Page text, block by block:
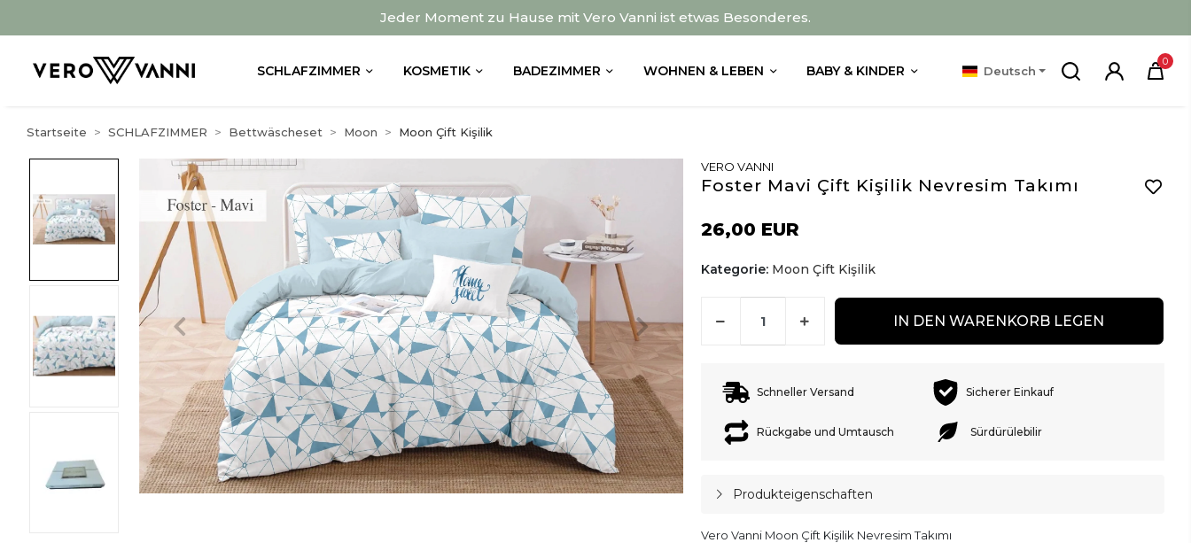
Jeder Moment zu Hause mit Vero Vanni ist etwas Besonderes.
SCHLAFZIMMER KOSMETIK BADEZIMMER WOHNEN & LEBEN BABY & KINDER Deutsch
0
Startseite SCHLAFZIMMER Bettwäscheset Moon Moon Çift Kişilik
VERO VANNI
Foster Mavi Çift Kişilik Nevresim Takımı
26,00 EUR
Kategorie: Moon Çift Kişilik
IN DEN WARENKORB LEGEN
Schneller Versand Sicherer Einkauf
Rückgabe und Umtausch Sürdürülebilir
Produkteigenschaften
Vero Vanni Moon Çift Kişilik Nevresim Takımı